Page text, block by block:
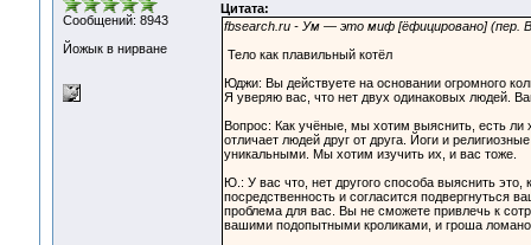
Сообщений: 8943
Йожык в нирване
Цитата:
fbsearch.ru - Ум — это миф [ёфицировано] (пер.
Тело как плавильный котёл
Юджи: Вы действуете на основании огромного
Я уверяю вас, что нет двух одинаковых людей.
Вопрос: Как учёные, мы хотим выяснить, есть ли
отличает людей друг от друга. Йоги и
уникальными. Мы хотим изучить их, и вас тоже.
Ю.: У вас что, нет другого способа выяснить
посредственность и согласится подвергнуться
проблема для вас. Вы не сможете привлечь к
вашими подопытными кроликами, и гроша